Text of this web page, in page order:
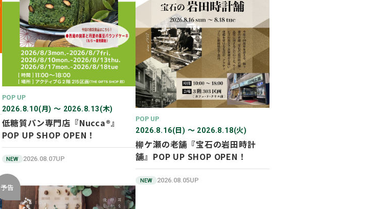
POP UP
2026.8.10(月) 〜 2026.8.13(木)
低糖質パン専門店『Nucca®』
POP UP SHOP OPEN！
NEW 2026.08.07UP
POP UP
2026.8.16(日) 〜 2026.8.18(火)
柳ケ瀬の老舗『宝石の岩田時計
舗』POP UP SHOP OPEN！
NEW 2026.08.05UP
予告